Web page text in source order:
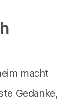
macht
Gedanke,